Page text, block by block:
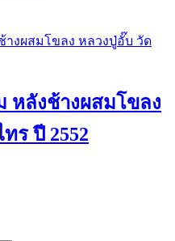
หลังช้างผสมโขลง
ร ปี 2552